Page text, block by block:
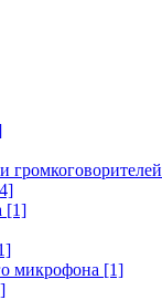
[1]
микрофона [1]